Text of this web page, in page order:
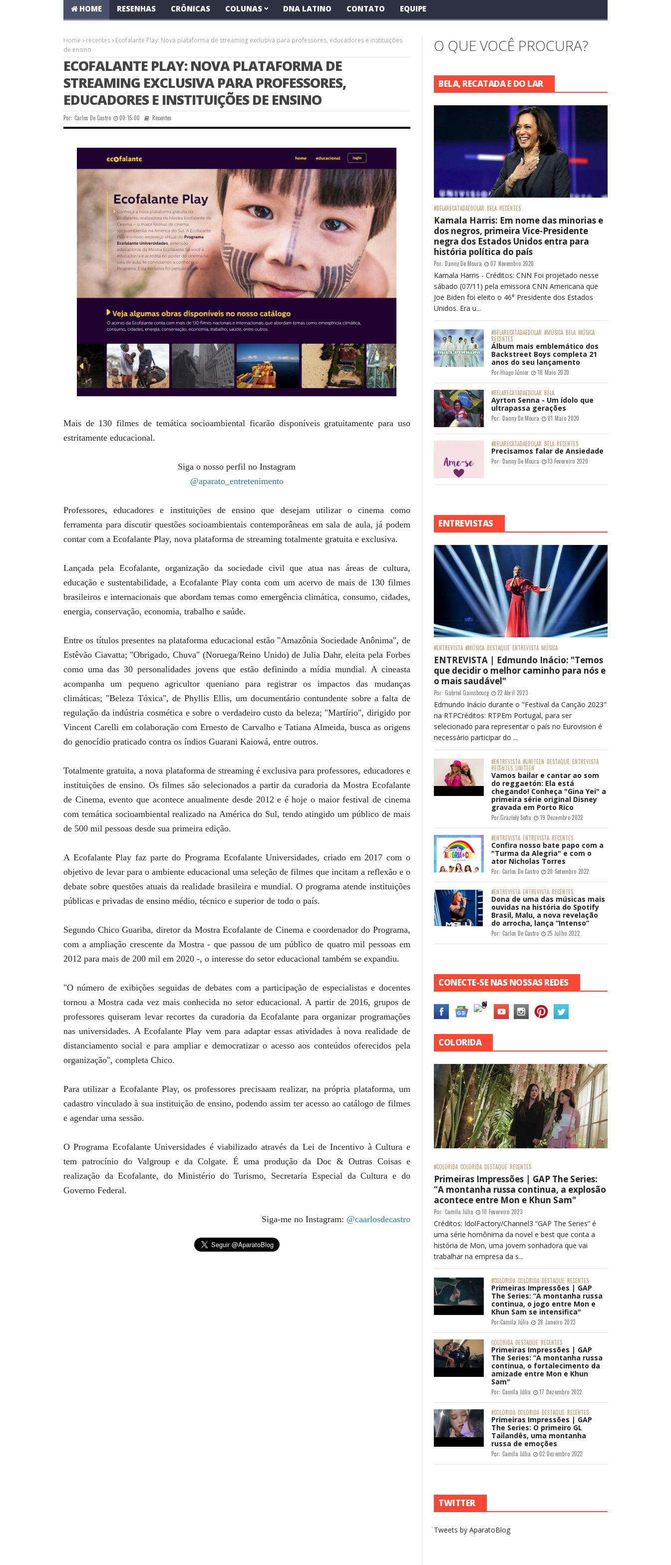
HOME RESENHAS CRÔNICAS COLUNAS DNA LATINO CONTATO EQUIPE
Home recentes
Ecofalante Play: Nova plataforma de streaming exclusiva para professores, educadores e instituições
de ensino
ECOFALANTE PLAY: NOVA PLATAFORMA DE
STREAMING EXCLUSIVA PARA PROFESSORES,
EDUCADORES E INSTITUIÇÕES DE ENSINO
Por: Carlos De Castro 00:15:00 Recentes
Mais de 130 filmes de temática socioambiental ficarão disponíveis gratuitamente para uso
estritamente educacional.
Siga o nosso perfil no Instagram
@aparato_entretenimento
Professores, educadores e instituições de ensino que desejam utilizar o cinema como
ferramenta para discutir questões socioambientais contemporâneas em sala de aula, já podem
contar com a Ecofalante Play, nova plataforma de streaming totalmente gratuita e exclusiva.
Lançada pela Ecofalante, organização da sociedade civil que atua nas áreas de cultura,
educação e sustentabilidade, a Ecofalante Play conta com um acervo de mais de 130 filmes
brasileiros e internacionais que abordam temas como emergência climática, consumo, cidades,
energia, conservação, economia, trabalho e saúde.
Entre os títulos presentes na plataforma educacional estão "Amazônia Sociedade Anônima", de
Estêvão Ciavatta; "Obrigado, Chuva" (Noruega/Reino Unido) de Julia Dahr, eleita pela Forbes
como uma das 30 personalidades jovens que estão definindo a mídia mundial. A cineasta
acompanha um pequeno agricultor queniano para registrar os impactos das mudanças
climáticas; "Beleza Tóxica", de Phyllis Ellis, um documentário contundente sobre a falta de
regulação da indústria cosmética e sobre o verdadeiro custo da beleza; "Martírio", dirigido por
Vincent Carelli em colaboração com Ernesto de Carvalho e Tatiana Almeida, busca as origens
do genocídio praticado contra os índios Guarani Kaiowá, entre outros.
Totalmente gratuita, a nova plataforma de streaming é exclusiva para professores, educadores e
instituições de ensino. Os filmes são selecionados a partir da curadoria da Mostra Ecofalante
de Cinema, evento que acontece anualmente desde 2012 e é hoje o maior festival de cinema
com temática socioambiental realizado na América do Sul, tendo atingido um público de mais
de 500 mil pessoas desde sua primeira edição.
A Ecofalante Play faz parte do Programa Ecofalante Universidades, criado em 2017 com o
objetivo de levar para o ambiente educacional uma seleção de filmes que incitam a reflexão e o
debate sobre questões atuais da realidade brasileira e mundial. O programa atende instituições
públicas e privadas de ensino médio, técnico e superior de todo o país.
Segundo Chico Guariba, diretor da Mostra Ecofalante de Cinema e coordenador do Programa,
com a ampliação crescente da Mostra - que passou de um público de quatro mil pessoas em
2012 para mais de 200 mil em 2020 -, o interesse do setor educacional também se expandiu.
"O número de exibições seguidas de debates com a participação de especialistas e docentes
tornou a Mostra cada vez mais conhecida no setor educacional. A partir de 2016, grupos de
professores quiseram levar recortes da curadoria da Ecofalante para organizar programações
nas universidades. A Ecofalante Play vem para adaptar essas atividades à nova realidade de
distanciamento social e para ampliar e democratizar o acesso aos conteúdos oferecidos pela
organização", completa Chico.
Para utilizar a Ecofalante Play, os professores precisaam realizar, na própria plataforma, um
cadastro vinculado à sua instituição de ensino, podendo assim ter acesso ao catálogo de filmes
e agendar uma sessão.
O Programa Ecofalante Universidades é viabilizado através da Lei de Incentivo à Cultura e
tem patrocínio do Valgroup e da Colgate. É uma produção da Doc & Outras Coisas e
realização da Ecofalante, do Ministério do Turismo, Secretaria Especial da Cultura e do
Governo Federal.
Siga-me no Instagram: @caarlosdecastro
O QUE VOCÊ PROCURA?
BELA, RECATADA E DO LAR
#BELARECATADAEDOLAR BELA RECENTES
Kamala Harris: Em nome das minorias e
dos negros, primeira Vice-Presidente
negra dos Estados Unidos entra para
história política do país
Por: Danny De Moura 07 Novembro 2020
Kamala Harris - Créditos: CNN Foi projetado nesse
sábado (07/11) pela emissora CNN Americana que
Joe Biden foi eleito o 46° Presidente dos Estados
Unidos. Era u...
#BELARECATADAEDOLAR #MÚSICA BELA MÚSICA
RECENTES
Álbum mais emblemático dos
Backstreet Boys completa 21
anos do seu lançamento
Por:Hiago Júnior 18 Maio 2020
#BELARECATADAEDOLAR BELA
Ayrton Senna - Um ídolo que
ultrapassa gerações
Por: Danny De Moura 01 Maio 2020
#BELARECATADAEDOLAR BELA RECENTES
Precisamos falar de Ansiedade
Por: Danny De Moura 13 Fevereiro 2020
ENTREVISTAS
#ENTREVISTA #MÚSICA DESTAQUE ENTREVISTA MÚSICA
ENTREVISTA | Edmundo Inácio: "Temos
que decidir o melhor caminho para nós e
o mais saudável"
Por: Gabriel Gainsbourg 22 Abril 2023
Edmundo Inácio durante o "Festival da Canção 2023"
na RTPCréditos: RTPEm Portugal, para ser
selecionado para representar o país no Eurovision é
necessário participar do ...
#ENTREVISTA #UNITEEN DESTAQUE ENTREVISTA
RECENTES UNITEEN
Vamos bailar e cantar ao som
do reggaetón: Ela está
chegando! Conheça "Gina Yei" a
primeira série original Disney
gravada em Porto Rico
Por:Graziely Sofia 19 Dezembro 2022
#ENTREVISTA ENTREVISTA RECENTES
Confira nosso bate papo com a
"Turma da Alegria" e com o
ator Nicholas Torres
Por: Carlos De Castro 20 Setembro 2022
#ENTREVISTA ENTREVISTA RECENTES
Dona de uma das músicas mais
ouvidas na história do Spotify
Brasil, Malu, a nova revelação
do arrocha, lança “Intenso”
Por: Carlos De Castro 25 Julho 2022
CONECTE-SE NAS NOSSAS REDES
COLORIDA
#COLORIDA COLORIDA DESTAQUE RECENTES
Primeiras Impressões | GAP The Series:
“A montanha russa continua, a explosão
acontece entre Mon e Khun Sam"
Por: Camila Júlia 10 Fevereiro 2023
Créditos: IdolFactory/Channel3 “GAP The Series” é
uma série homônima da novel e best que conta a
história de Mon, uma jovem sonhadora que vai
trabalhar na empresa da s...
#COLORIDA COLORIDA DESTAQUE RECENTES
Primeiras Impressões | GAP
The Series: “A montanha russa
continua, o jogo entre Mon e
Khun Sam se intensifica"
Por:Camila Júlia 28 Janeiro 2023
COLORIDA DESTAQUE RECENTES
Primeiras Impressões | GAP
The Series: “A montanha russa
continua, o fortalecimento da
amizade entre Mon e Khun
Sam"
Por: Camila Júlia 17 Dezembro 2022
#COLORIDA COLORIDA DESTAQUE RECENTES
Primeiras Impressões | GAP
The Series: O primeiro GL
Tailandês, uma montanha
russa de emoções
Por: Camila Júlia 02 Dezembro 2022
TWITTER
Tweets by AparatoBlog